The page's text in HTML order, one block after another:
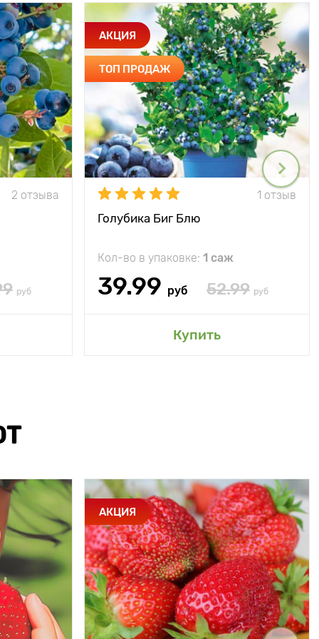
2 отзыва
руб
АКЦИЯ
ТОП ПРОДАЖ
1 отзыв
Голубика Биг Блю
Кол-во в упаковке: 1 саж
39.99 руб 52.99 руб
Купить
АКЦИЯ